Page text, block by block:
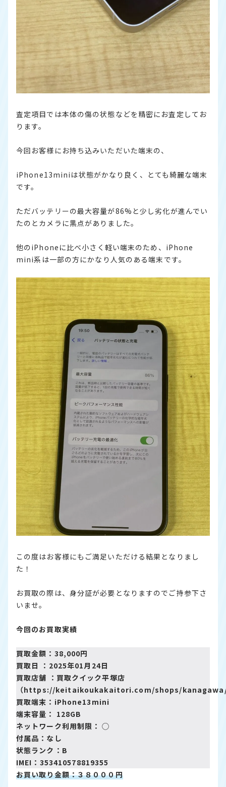
査定項目では本体の傷の状態などを精密にお査定してお
ります。
今回お客様にお持ち込みいただいた端末の、
iPhone13miniは状態がかなり良く、とても綺麗な端末
です。
ただバッテリーの最大容量が86%と少し劣化が進んでい
たのとカメラに黒点がありました。
他のiPhoneに比べ小さく軽い端末のため、iPhone
mini系は一部の方にかなり人気のある端末です。
この度はお客様にもご満足いただける結果となりまし
た！
お買取の際は、身分証が必要となりますのでご持参下さ
いませ。
今回のお買取実績
買取金額：38,000円
買取日 ：2025年01月24日
買取店舗 ：買取クイック平塚店
（https://keitaikoukakaitori.com/shops/
買取端末：iPhone13mini
端末容量： 128GB
ネットワーク利用制限： ◯
付属品：なし
状態ランク：B
IMEI：353410578819355
お買い取り金額：３８０００円